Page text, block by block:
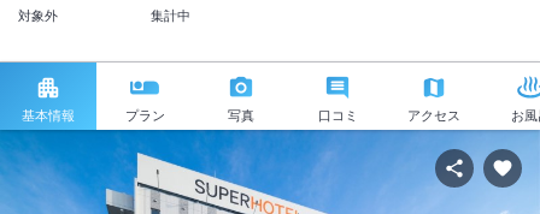
対象外
集計中
基本情報 プラン 写真 口コミ アクセス お